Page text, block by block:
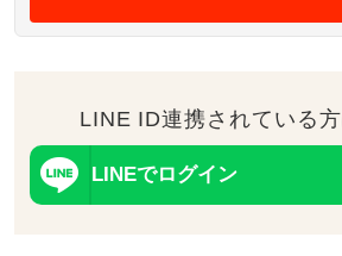
LINE ID連携されている
LINEでログイン